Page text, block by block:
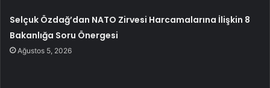
Selçuk Özdağ’dan NATO Zirvesi Harcamalarına İlişkin 8
Bakanlığa Soru Önergesi
Ağustos 5, 2026